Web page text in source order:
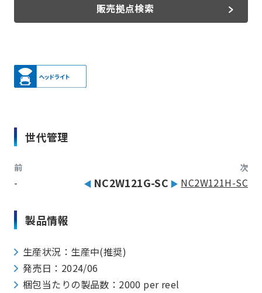
販売拠点検索
世代管理
前
- NC2W121G-SC
次
NC2W121H-SC
製品情報
生産状況：生産中(推奨)
発売日：2024/06
梱包当たりの製品数：2000 per reel